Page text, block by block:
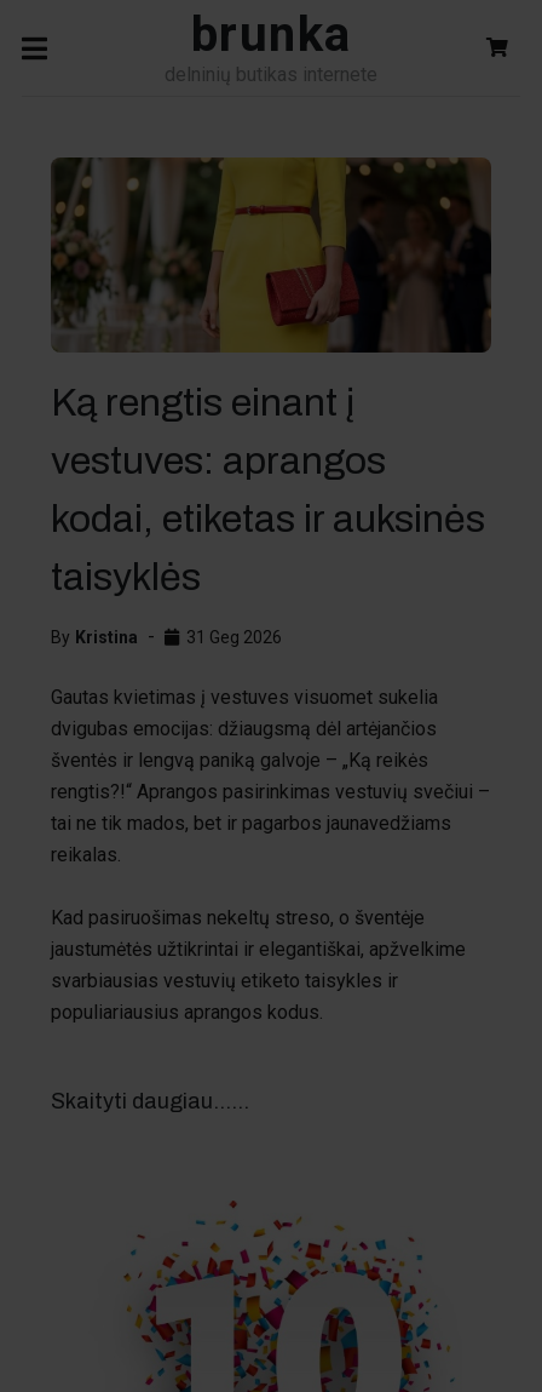
brunka
delninių butikas internete
Ką rengtis einant į
vestuves: aprangos
kodai, etiketas ir auksinės
taisyklės
By Kristina 31 Geg 2026
Gautas kvietimas į vestuves visuomet sukelia
dvigubas emocijas: džiaugsmą dėl artėjančios
šventės ir lengvą paniką galvoje – „Ką reikės
rengtis?!“ Aprangos pasirinkimas vestuvių svečiui –
tai ne tik mados, bet ir pagarbos jaunavedžiams
reikalas.
Kad pasiruošimas nekeltų streso, o šventėje
jaustumėtės užtikrintai ir elegantiškai, apžvelkime
svarbiausias vestuvių etiketo taisykles ir
populiariausius aprangos kodus.
Skaityti daugiau...…